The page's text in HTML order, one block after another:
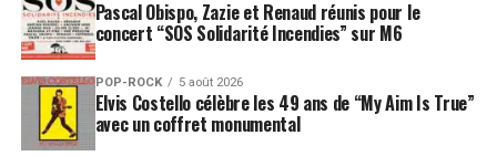
Without You,Dangerousou encoreI’m Good (Blue)
Une tête d’affiche mondiale
pour lancer Musilac 2027
Pascal Obispo, Zazie et Renaud réunis pour le
concert “SOS Solidarité Incendies” sur M6
POP-ROCK 5 août 2026
Elvis Costello célèbre les 49 ans de “My Aim Is True”
avec un coffret monumental